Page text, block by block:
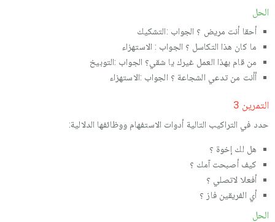
الحل
أحقا أنت مریض ؟ الجواب :التشكیك
ما كان هذا التكاسل ؟ الجواب : الاستهزاء
من قام بهذا العمل غیرك یا شقي؟ الجواب :التوبیخ
أأنت من تدعي الشجاعة ؟ الجواب :الاستهزاء
التمرین 3
حدد في التراكیب التالیة أدوات الاستفهام ووظائفها الدلالیة:
هل لك إخوة ؟
كیف أصبحت آمك ؟
أفعلا لاتصلي ؟
أي الفریقین فاز ؟
الحل